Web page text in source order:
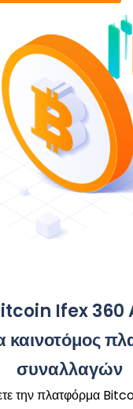
Ifex
καινοτόμος
συναλλαγών
την πλατφόρμα